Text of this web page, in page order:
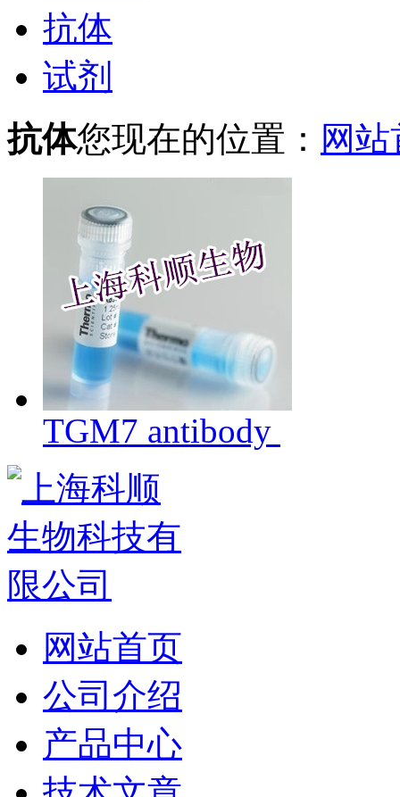
抗体
试剂
抗体您现在的位置： 网
TGM7 antibody
网站首页
公司介绍
产品中心